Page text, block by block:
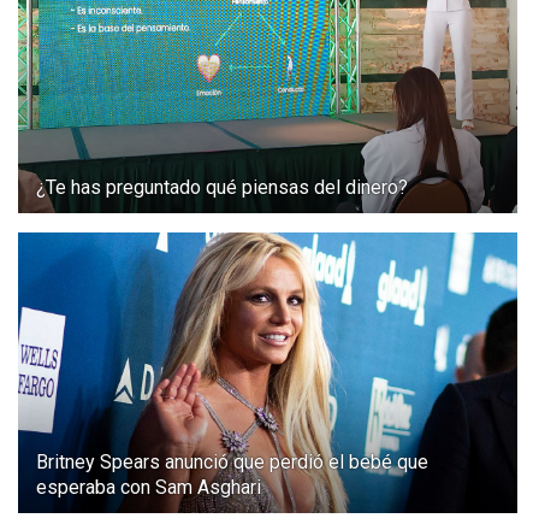
¿Te has preguntado qué piensas del dinero?
Britney Spears anunció que perdió el bebé que
esperaba con Sam Asghari